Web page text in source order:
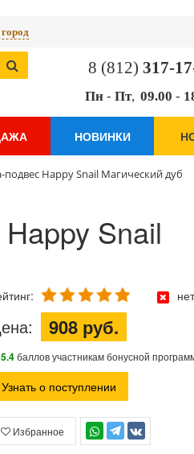
8 (812) 317-
Пн - Пт, 09.00 -
НОВИНКИ
Happy Snail Магический дуб
Snail
908 руб.
баллов участникам бонусной
Узнать о поступлении
TG
Избранное